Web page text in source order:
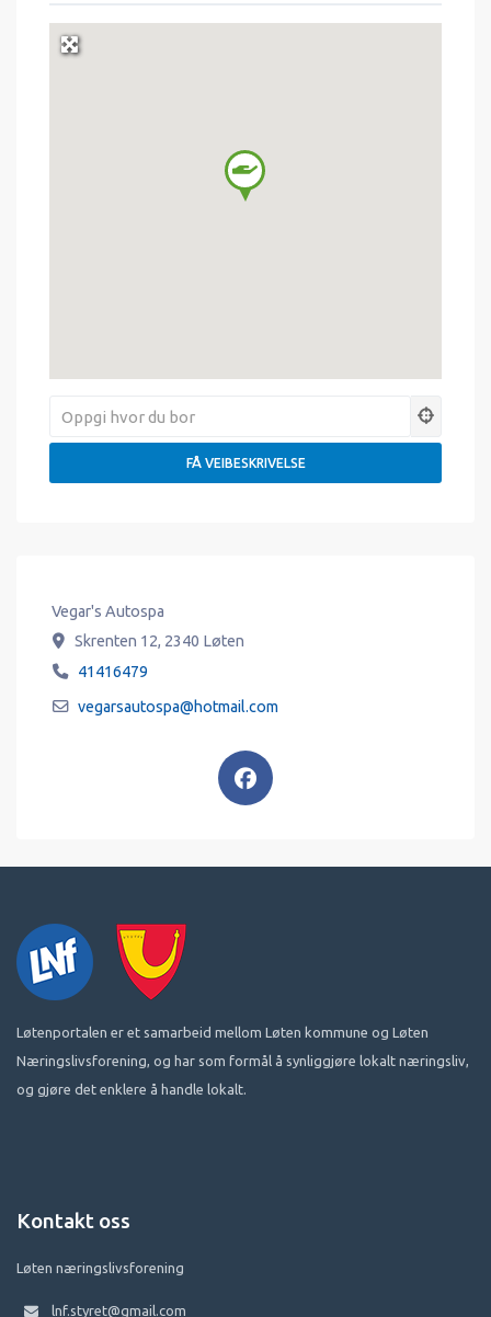
Vegar's Autospa
Skrenten 12, 2340 Løten
41416479
vegarsautospa@hotmail.com
Løtenportalen er et samarbeid mellom Løten kommune og Løten
Næringslivsforening, og har som formål å synliggjøre lokalt næringsliv,
og gjøre det enklere å handle lokalt.
Kontakt oss
Løten næringslivsforening
lnf.styret@gmail.com